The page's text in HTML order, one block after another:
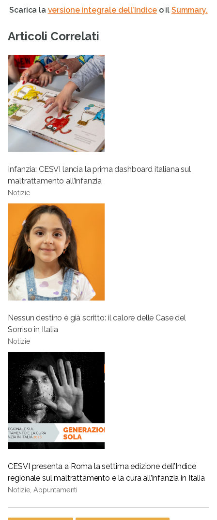
Scarica la versione integrale dell’Indiceo il Summary.
Articoli Correlati
Infanzia: CESVI lancia la prima dashboard italiana sul
maltrattamento all’infanzia
Notizie
Nessun destino è già scritto: il calore delle Case del
Sorriso in Italia
Notizie
CESVI presenta a Roma la settima edizione dell’Indice
regionale sul maltrattamento e la cura all’infanzia in Italia
Notizie, Appuntamenti